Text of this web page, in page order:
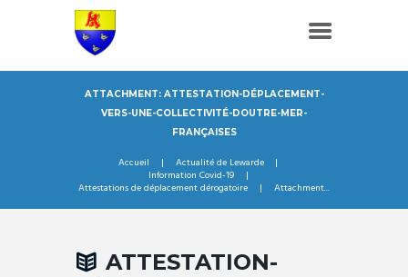
ATTACHMENT: ATTESTATION-DÉPLACEMENT-
VERS-UNE-COLLECTIVITÉ-DOUTRE-MER-
FRANÇAISES
Accueil
Actualité de Lewarde
Information Covid-19
Attestations de déplacement dérogatoire
Attachment...
ATTESTATION-